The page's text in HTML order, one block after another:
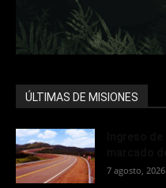
ÚLTIMAS DE MISIONES
7 agosto, 2026